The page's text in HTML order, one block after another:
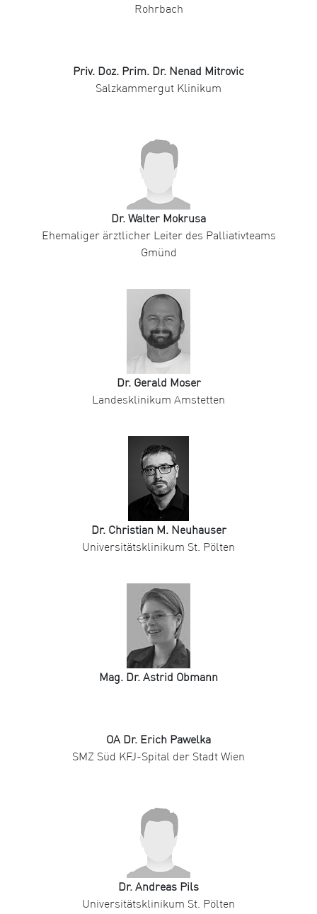
Rohrbach
Priv. Doz. Prim. Dr. Nenad Mitrovic
Salzkammergut Klinikum
Dr. Walter Mokrusa
Ehemaliger ärztlicher Leiter des Palliativteams
Gmünd
Dr. Gerald Moser
Landesklinikum Amstetten
Dr. Christian M. Neuhauser
Universitätsklinikum St. Pölten
Mag. Dr. Astrid Obmann
OA Dr. Erich Pawelka
SMZ Süd KFJ-Spital der Stadt Wien
Dr. Andreas Pils
Universitätsklinikum St. Pölten